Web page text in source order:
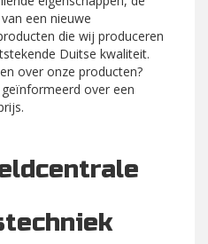
een nieuwe
die wij produceren
Duitse kwaliteit.
over onze producten?
over een